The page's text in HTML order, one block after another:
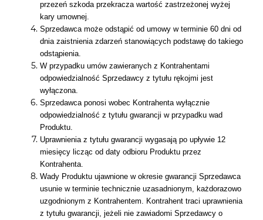
przezeń szkoda przekracza wartość zastrzeżonej wyżej
kary umownej.
Sprzedawca może odstąpić od umowy w terminie 60 dni od
dnia zaistnienia zdarzeń stanowiących podstawę do takiego
odstąpienia.
W przypadku umów zawieranych z Kontrahentami
odpowiedzialność Sprzedawcy z tytułu rękojmi jest
wyłączona.
Sprzedawca ponosi wobec Kontrahenta wyłącznie
odpowiedzialność z tytułu gwarancji w przypadku wad
Produktu.
Uprawnienia z tytułu gwarancji wygasają po upływie 12
miesięcy licząc od daty odbioru Produktu przez
Kontrahenta.
Wady Produktu ujawnione w okresie gwarancji Sprzedawca
usunie w terminie technicznie uzasadnionym, każdorazowo
uzgodnionym z Kontrahentem. Kontrahent traci uprawnienia
z tytułu gwarancji, jeżeli nie zawiadomi Sprzedawcy o